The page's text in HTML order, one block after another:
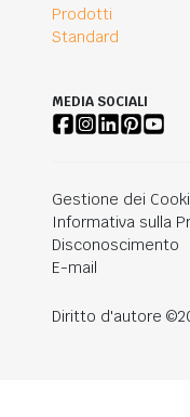
Prodotti
Standard
MEDIA SOCIALI
Gestione dei
Informativa sulla
Disconoscimento
E-mail
Diritto d'autore